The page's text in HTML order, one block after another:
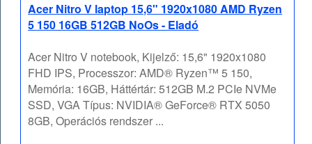
Acer Nitro V laptop 15,6" 1920x1080 AMD Ryzen
5 150 16GB 512GB NoOs - Eladó
Acer Nitro V notebook, Kijelző: 15,6" 1920x1080
FHD IPS, Processzor: AMD® Ryzen™ 5 150,
Memória: 16GB, Háttértár: 512GB M.2 PCIe NVMe
SSD, VGA Típus: NVIDIA® GeForce® RTX 5050
8GB, Operációs rendszer ...